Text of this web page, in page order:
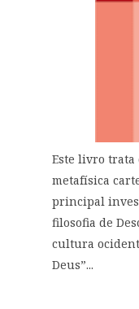
Este livro trata
metafísica
principal
filosofia de
cultura
Deus”...